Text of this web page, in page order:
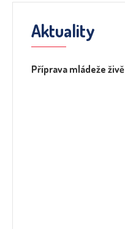
Aktuality
Příprava mládeže živě